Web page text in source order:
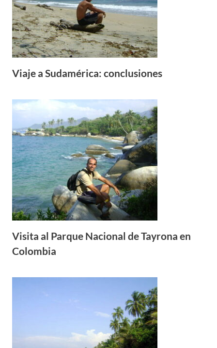
Viaje a Sudamérica: conclusiones
Visita al Parque Nacional de Tayrona en
Colombia